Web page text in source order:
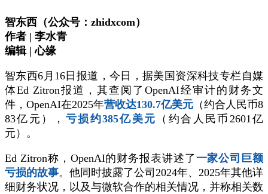
智东西（公众号：zhidxcom）
作者 | 李水青
编辑 | 心缘
智东西6月16日报道，今日，据美国资深科技专栏自媒
体Ed Zitron报道，其查阅了OpenAI经审计的财务文
件，OpenAI在2025年营收达130.7亿美元 （约合人民币8
83亿元）， 亏损约385亿美元
（约合人民币2601亿
元）。
Ed Zitron称，OpenAI的财务报表讲述了一家公司巨额
亏损的故事。他同时披露了公司2024年、2025年其他详
细财务状况，以及与微软合作的相关情况，并称相关数